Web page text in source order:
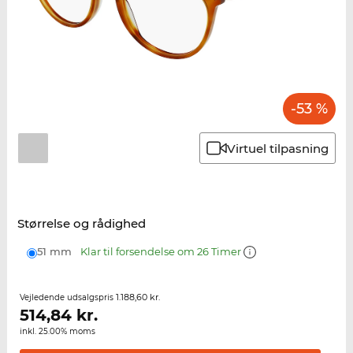
-53 %
Virtuel tilpasning
Størrelse og rådighed
51 mm Klar til forsendelse om 26 Timer
Vejledende udsalgspris 1.188,60 kr.
514,84kr.
inkl. 25.00% moms